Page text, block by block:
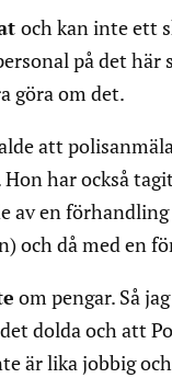
och kan inte ett
på det här
göra om det.
att
har också
av en
och då med en
om pengar. Så
dolda och att
är lika jobbig